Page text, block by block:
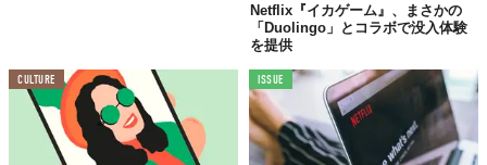
Netflix『イカゲーム』、まさかの
「Duolingo」とコラボで没入体験
を提供
CULTURE ISSUE